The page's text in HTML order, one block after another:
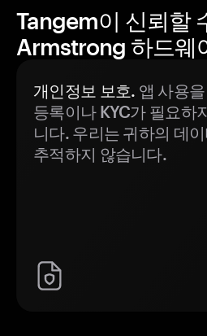
Tangem이 신뢰할
Armstrong 하드웨
개인정보 보호. 앱 사용
등록이나 KYC가 필요하
니다. 우리는 귀하의 데
추적하지 않습니다.